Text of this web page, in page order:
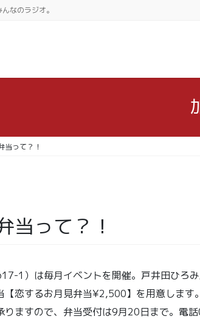
なのラジオ。
当って？！
当って？！
1）は毎月イベントを開催。戸井田ひろ
【恋するお月見弁当¥2,500】を用意します
りますので、弁当受付は9月20日まで。電